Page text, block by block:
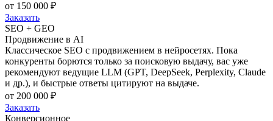
от 150 000 ₽
Заказать
SEO + GEO
Продвижение в AI
Классическое SEO с продвижением в нейросетях. Пока
конкуренты борются только за поисковую выдачу, вас уже
рекомендуют ведущие LLM (GPT, DeepSeek, Perplexity, Claude
и др.), и быстрые ответы цитируют на выдаче.
от 200 000 ₽
Заказать
Конверсионное